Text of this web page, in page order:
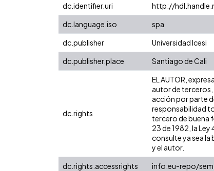
dc.identifier.uri
http://
dc.language.iso
spa
dc.publisher
Universidad Icesi
dc.publisher.place
Santiago de Cali
dc.rights
EL AUTOR,
autor de terceros,
acción por parte
responsabilidad
tercero de buena
23 de 1982, la
consulte ya sea
y el autor.
dc.rights.accessrights info:eu-repo/